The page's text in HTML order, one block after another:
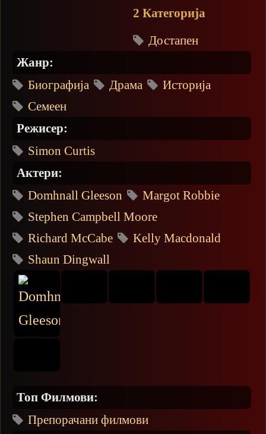
2 Категорија
Достапен
Жанр:
Биографија
Драма
Историја
Семеен
Режисер:
Simon Curtis
Актери:
Domhnall Gleeson
Margot Robbie
Stephen Campbell Moore
Richard McCabe
Kelly Macdonald
Shaun Dingwall
Топ Филмови:
Препорачани филмови